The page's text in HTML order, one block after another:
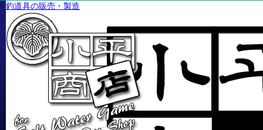
釣道具の販売・製造